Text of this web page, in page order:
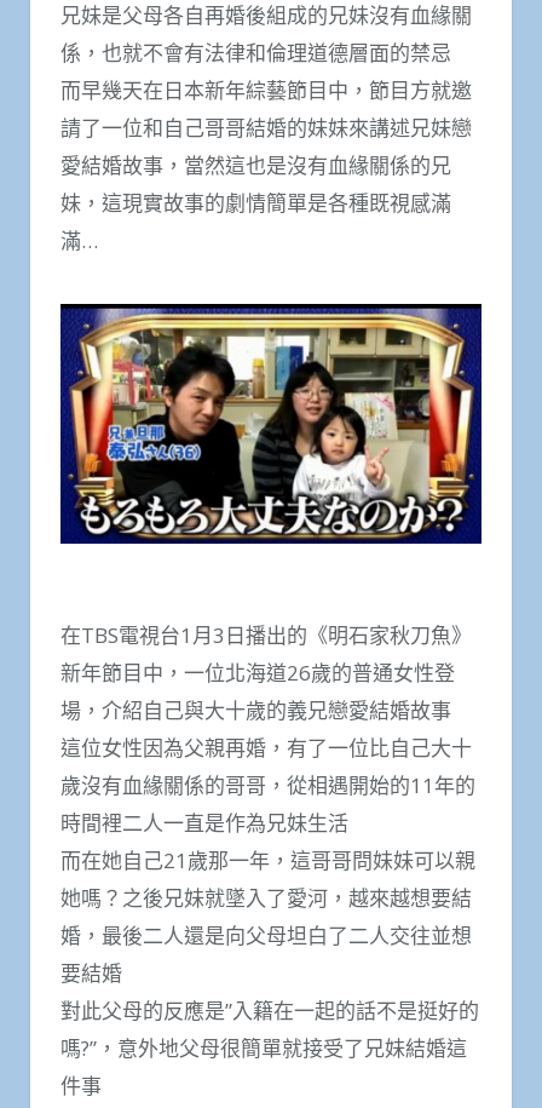
兄妹是父母各自再婚後組成的兄妹沒有血緣關
係，也就不會有法律和倫理道德層面的禁忌
而早幾天在日本新年綜藝節目中，節目方就邀
請了一位和自己哥哥結婚的妹妹來講述兄妹戀
愛結婚故事，當然這也是沒有血緣關係的兄
妹，這現實故事的劇情簡單是各種既視感滿
滿…
在TBS電視台1月3日播出的《明石家秋刀魚》
新年節目中，一位北海道26歲的普通女性登
場，介紹自己與大十歲的義兄戀愛結婚故事
這位女性因為父親再婚，有了一位比自己大十
歲沒有血緣關係的哥哥，從相遇開始的11年的
時間裡二人一直是作為兄妹生活
而在她自己21歲那一年，這哥哥問妹妹可以親
她嗎？之後兄妹就墜入了愛河，越來越想要結
婚，最後二人還是向父母坦白了二人交往並想
要結婚
對此父母的反應是”入籍在一起的話不是挺好的
嗎?”，意外地父母很簡單就接受了兄妹結婚這
件事